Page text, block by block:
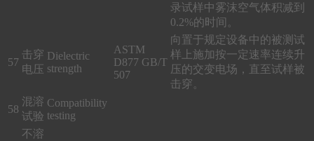
录试样中雾沫空气体积减到
0.2%的时间。
57
击穿
电压
Dielectric
strength
ASTM
D877 GB/T
507
向置于规定设备中的被测试
样上施加按一定速率连续升
压的交变电场，直至试样被
击穿。
58
混溶
试验
Compatibility
testing
不溶